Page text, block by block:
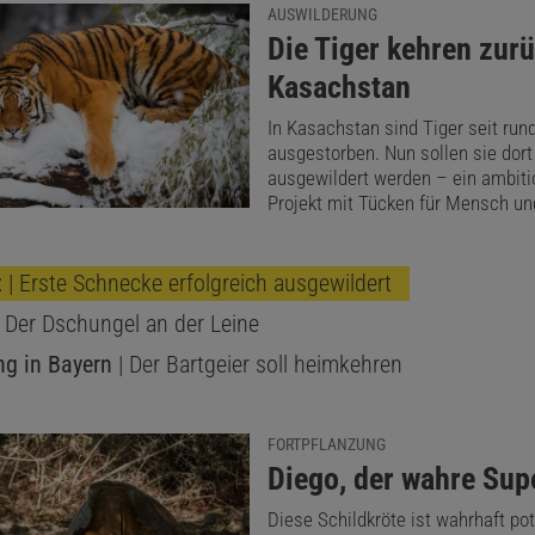
begehrt für Gesangswettbewerbe–, Amphibienarten –
Chytridpilz – oder Buntbarsche aus dem Victoriasee
durch eingeschleppte Nilbarsche – sind Zoos und
Zuflucht.
argumentieren auf der Basis vonZahlen des
Tiere sehr überschaubar sei, während sie viel häufiger
würden. Das stimmt, hängt aber stark mit dem
durch Zoos und Tiergärten in Europa,
zusammen.
Internationale Zuchtbücher
erhalten bleibt – und damit die Chance auf künftige
gefährdeter Spezies steigt, so sie denn nicht
AUSWILDERUNG
:
Die Tiger kehren
Kasachstan
In Kasachstan sind Tiger seit
ausgestorben. Nun sollen sie
ausgewildert werden – ein
Projekt mit Tücken für Mensch
| Erste Schnecke erfolgreich ausgewildert
Der Dschungel an der Leine
in Bayern | Der Bartgeier soll heimkehren
FORTPFLANZUNG
:
Diego, der wahre
Diese Schildkröte ist wahrhaft